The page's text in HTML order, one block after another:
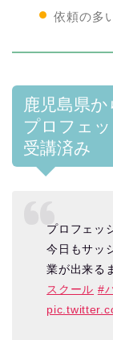
依頼の多
鹿児島県
プロフェ
受講済み
プロフェッ
今日もサッ
業が出来る
スクール #